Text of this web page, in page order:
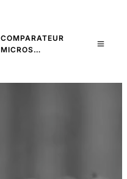
COMPARATEUR
MICROS…